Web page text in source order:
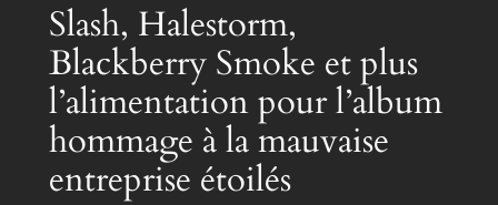
Slash, Halestorm,
Blackberry Smoke et plus
l’alimentation pour l’album
hommage à la mauvaise
entreprise étoilés